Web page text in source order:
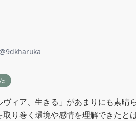
@9dkharuka
ヴィア、生きる」があまりにも素晴
取り巻く環境や感情を理解できたと